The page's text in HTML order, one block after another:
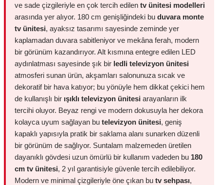
ve sade çizgileriyle en çok tercih edilen tv ünitesi modelleri
arasında yer alıyor. 180 cm genişliğindeki bu duvara monte
tv ünitesi, ayaksız tasarımı sayesinde zeminde yer
kaplamadan duvara sabitleniyor ve mekâna ferah, modern
bir görünüm kazandırıyor. Alt kısmına entegre edilen LED
aydınlatması sayesinde şık bir ledli televizyon ünitesi
atmosferi sunan ürün, akşamları salonunuza sıcak ve
dekoratif bir hava katıyor; bu yönüyle hem dikkat çekici hem
de kullanışlı bir ışıklı televizyon ünitesi arayanların ilk
tercihi oluyor. Beyaz rengi ve modern dokusuyla her dekora
kolayca uyum sağlayan bu televizyon ünitesi, geniş
kapaklı yapısıyla pratik bir saklama alanı sunarken düzenli
bir görünüm de sağlıyor. Suntalam malzemeden üretilen
dayanıklı gövdesi uzun ömürlü bir kullanım vadeden bu 180
cm tv ünitesi, 2 yıl garantisiyle güvenle tercih edilebiliyor.
Modern ve minimal çizgileriyle öne çıkan bu tv sehpası,